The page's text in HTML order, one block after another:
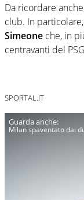
Da ricordare
club. In
Simeone che, in
centravanti del
SPORTAL.IT
Milan spaventato dai